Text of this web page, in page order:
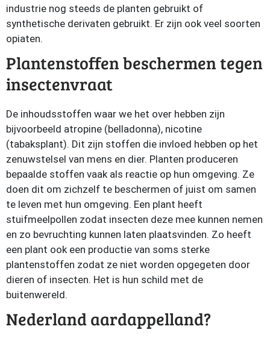
industrie nog steeds de planten gebruikt of
synthetische derivaten gebruikt. Er zijn ook veel soorten
opiaten.
Plantenstoffen beschermen tegen
insectenvraat
De inhoudsstoffen waar we het over hebben zijn
bijvoorbeeld atropine (belladonna), nicotine
(tabaksplant). Dit zijn stoffen die invloed hebben op het
zenuwstelsel van mens en dier. Planten produceren
bepaalde stoffen vaak als reactie op hun omgeving. Ze
doen dit om zichzelf te beschermen of juist om samen
te leven met hun omgeving. Een plant heeft
stuifmeelpollen zodat insecten deze mee kunnen nemen
en zo bevruchting kunnen laten plaatsvinden. Zo heeft
een plant ook een productie van soms sterke
plantenstoffen zodat ze niet worden opgegeten door
dieren of insecten. Het is hun schild met de
buitenwereld.
Nederland aardappelland?